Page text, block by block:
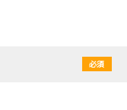
必須